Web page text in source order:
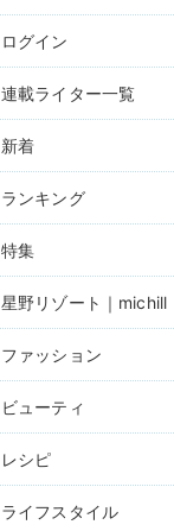
ログイン
連載ライター一覧
新着
ランキング
特集
星野リゾート｜michill
ファッション
ビューティ
レシピ
ライフスタイル